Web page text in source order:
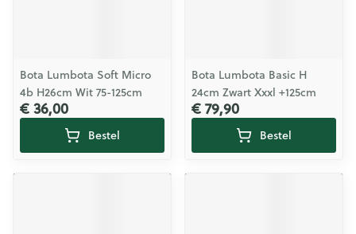
Bota Lumbota Soft Micro
4b H26cm Wit 75-125cm
€ 36,00
Bestel
Bota Lumbota Basic H
24cm Zwart Xxxl +125cm
€ 79,90
Bestel